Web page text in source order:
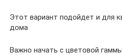
Этот вариант подойдет и для
дома
Важно начать с цветовой